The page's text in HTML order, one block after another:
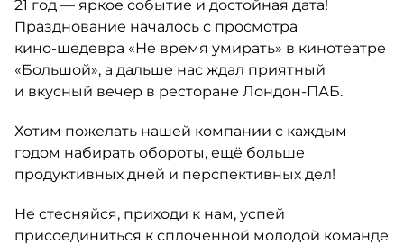
21 год — яркое событие и достойная дата!
Празднование началось с просмотра
кино-шедевра «Не время умирать» в кинотеатре
«Большой», а дальше нас ждал приятный
и вкусный вечер в ресторане Лондон-ПАБ.
Хотим пожелать нашей компании с каждым
годом набирать обороты, ещё больше
продуктивных дней и перспективных дел!
Не стесняйся, приходи к нам, успей
присоединиться к сплоченной молодой команде